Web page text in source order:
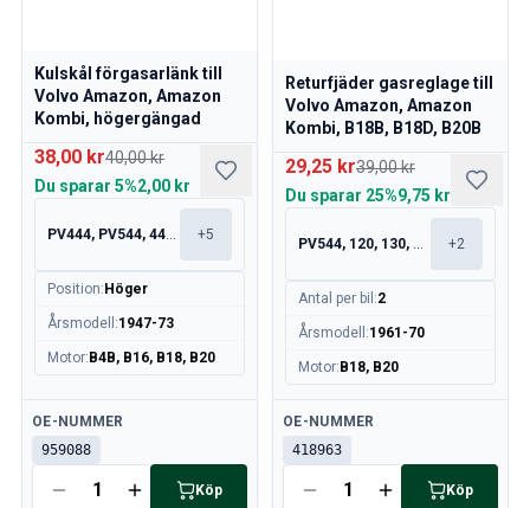
Kulskål förgasarlänk till
Volvo Amazon, Amazon
Kombi, högergängad
38,00 kr40,00 kr
Du sparar 5%2,00 kr
PV444, PV544, 445, 210 +5
Position: Höger
Årsmodell :1947-73
Motor: B4B, B16, B18, B20
Tillgänglig
OE-NUMMER
959088
Köp
Returfjäder gasreglage till
Volvo Amazon, Amazon
Kombi, B18B, B18D, B20B
29,25 kr39,00 kr
Du sparar 25%9,75 kr
PV544, 120, 130, 220 +2
Antal per bil :2
Årsmodell :1961-70
Motor: B18, B20
Tillgänglig
OE-NUMMER
418963
Köp